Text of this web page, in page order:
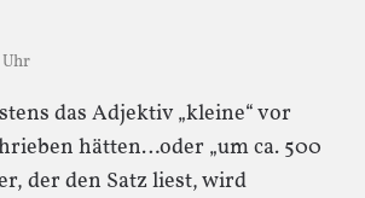
Uhr
das Adjektiv „kleine“ vor
hätten…oder „um ca. 500
der den Satz liest, wird